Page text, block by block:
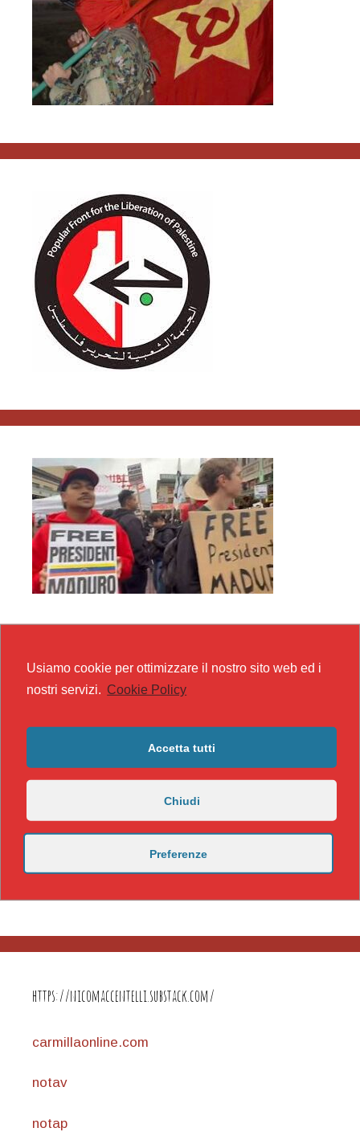
https://nicomaccentelli.substack.com/
carmillaonline.com
notav
notap
Usiamo cookie per ottimizzare il nostro sito web ed i
nostri servizi. Cookie Policy
Accetta tutti
Chiudi
Preferenze